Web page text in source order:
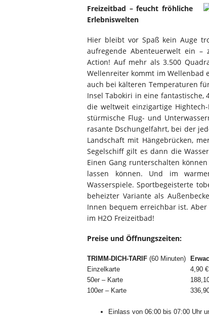
Freizeitbad – feucht fröhliche
Erlebniswelten
Hier bleibt vor Spaß kein Auge
aufregende Abenteuerwelt ein
Action! Auf mehr als 3.500
Wellenreiter kommt im Wellenbad
auch bei kälteren Temperaturen
Insel Tabokiri in eine fantastische,
die weltweit einzigartige
stürmische Flug- und
rasante Dschungelfahrt, bei der
Landschaft mit Hängebrücken,
Segelschiff gilt es dann die
Einen Gang runterschalten
lassen können. Und im
Wasserspiele. Sportbegeisterte
beheizter Variante als
Innen bequem erreichbar ist.
im H2O Freizeitbad!
Preise und Öffnungszeiten:
TRIMM-DICH-TARIF (60 Minuten)
Einzelkarte
4,90 €
50er – Karte
100er – Karte
Einlass von 06:00 bis 07:00 Uhr